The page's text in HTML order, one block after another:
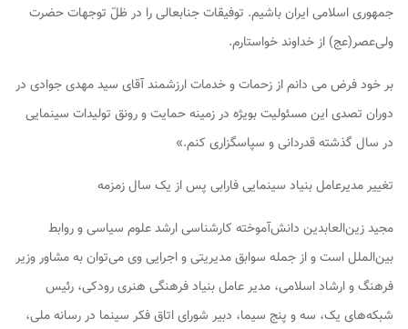
جمهوری اسلامی ایران باشیم. توفیقات جنابعالی را در ظلّ توجهات حضرت
ولی‌عصر(عج) از خداوند خواستارم.
بر خود فرض می دانم از زحمات و خدمات ارزشمند آقای سید مهدی جوادی در
دوران تصدی این مسئولیت بویژه در زمینه حمایت و رونق تولیدات سینمایی
در سال گذشته قدردانی و سپاسگزاری کنم.»
تغییر مدیرعامل بنیاد سینمایی فارابی پس از یک سال زمزمه
مجید زین‌العابدین دانش‌آموخته کارشناسی ارشد علوم سیاسی و روابط
بین‌الملل است و از جمله سوابق مدیریتی و اجرایی وی می‌توان به مشاور وزیر
فرهنگ و ارشاد اسلامی، مدیر عامل بنیاد فرهنگی هنری رودکی، رئیس
شبکه‌های یک، سه و پنج سیما، دبیر شورای اتاق فکر سینما در رسانه ملی،